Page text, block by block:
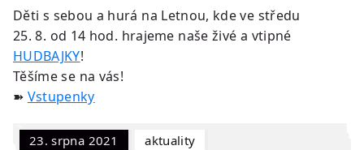
Děti s sebou a hurá na Letnou, kde ve středu
25. 8. od 14 hod. hrajeme naše živé a vtipné
HUDBAJKY!
Těšíme se na vás!
➽ Vstupenky
23. srpna 2021 Aktuality